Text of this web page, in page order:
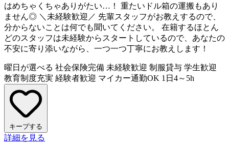
はめちゃくちゃありがたい…！ 重たいドル箱の運搬もあり
ません◎ ＼未経験歓迎／ 先輩スタッフがお教えするので、
分からないことは何でも聞いてください。 在籍するほとん
どのスタッフは未経験からスタートしているので、あなたの
不安に寄り添いながら、一つ一つ丁寧にお教えします！
曜日が選べる 社会保険完備 未経験歓迎 制服貸与 学生歓迎
教育制度充実 経験者歓迎 マイカー通勤OK 1日4～5h
キープする
詳細を見る